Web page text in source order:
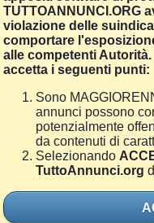
TUTTOANNUNCI.ORG
violazione delle
comportare
alle competenti
accetta i seguenti punti:
Sono
annunci possono
potenzialmente
da contenuti di
Selezionando
TuttoAnnunci.org